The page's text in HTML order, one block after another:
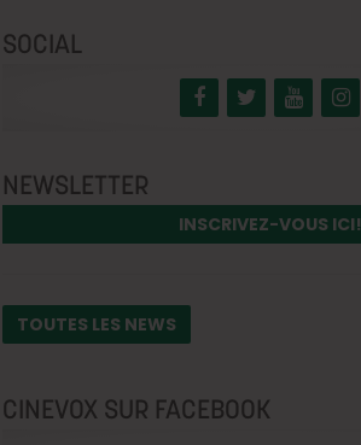
SOCIAL
NEWSLETTER
INSCRIVEZ-VOUS ICI!
TOUTES LES NEWS
CINEVOX SUR FACEBOOK